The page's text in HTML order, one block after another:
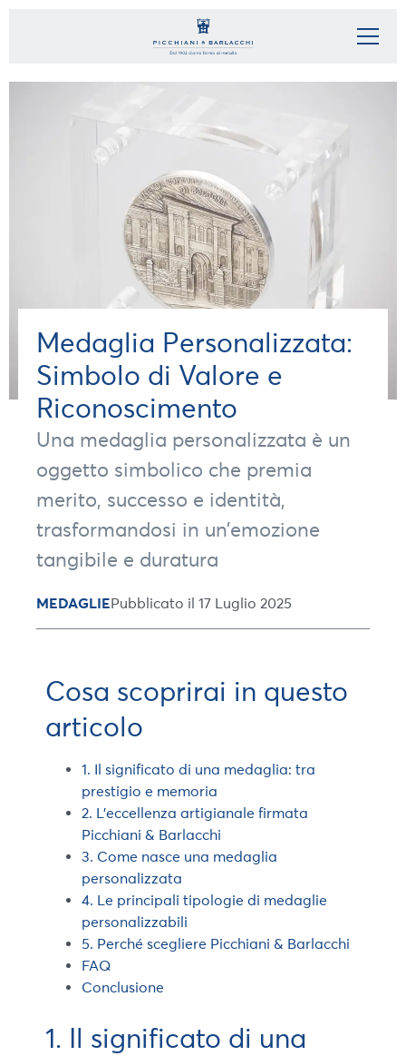
Medaglia Personalizzata:
Simbolo di Valore e
Riconoscimento
Una medaglia personalizzata è un
oggetto simbolico che premia
merito, successo e identità,
trasformandosi in un’emozione
tangibile e duratura
MEDAGLIEPubblicato il 17 Luglio 2025
Cosa scoprirai in questo
articolo
1. Il significato di una medaglia: tra
prestigio e memoria
2. L’eccellenza artigianale firmata
Picchiani & Barlacchi
3. Come nasce una medaglia
personalizzata
4. Le principali tipologie di medaglie
personalizzabili
5. Perché scegliere Picchiani & Barlacchi
FAQ
Conclusione
1. Il significato di una